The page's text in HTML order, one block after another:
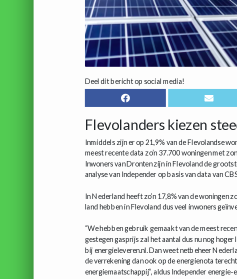
Deel dit bericht op social media!
Flevolanders kiezen
Inmiddels zijn er op 21,9% van de Flevolandse
meest recente data zo’n 37.700 woningen met
Inwoners van Dronten zijn in Flevoland de
analyse van Independer op basis van data van
In Nederland heeft zo’n 17,8% van de woningen
land hebben in Flevoland dus veel inwoners
“We hebben gebruik gemaakt van de meest
gestegen gasprijs zal het aantal dus nu nog
bij energieleveren.nl. Dan weet netbeheer
de verrekening dan ook op de energienota
energiemaatschappij”, aldus Independer